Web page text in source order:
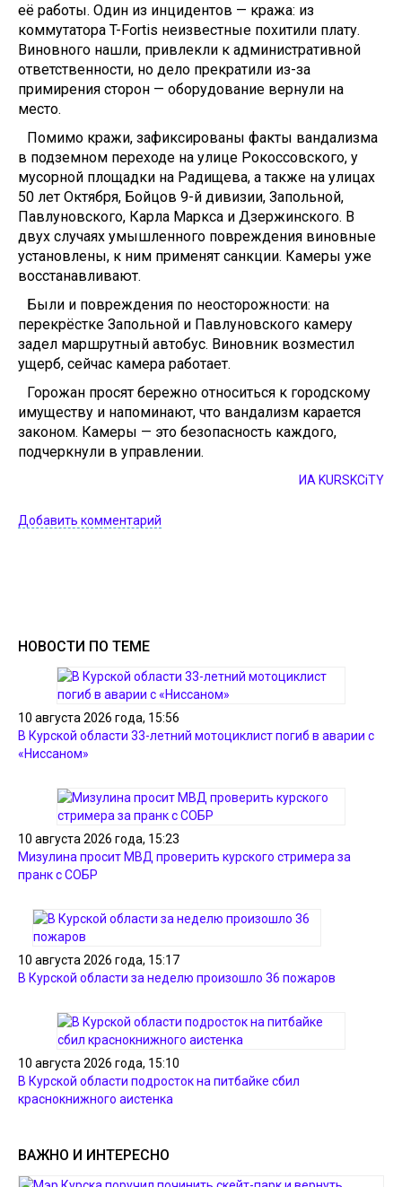
её работы. Один из инцидентов — кража: из
коммутатора T-Fortis неизвестные похитили плату.
Виновного нашли, привлекли к административной
ответственности, но дело прекратили из-за
примирения сторон — оборудование вернули на
место.
Помимо кражи, зафиксированы факты вандализма
в подземном переходе на улице Рокоссовского, у
мусорной площадки на Радищева, а также на улицах
50 лет Октября, Бойцов 9-й дивизии, Запольной,
Павлуновского, Карла Маркса и Дзержинского. В
двух случаях умышленного повреждения виновные
установлены, к ним применят санкции. Камеры уже
восстанавливают.
Были и повреждения по неосторожности: на
перекрёстке Запольной и Павлуновского камеру
задел маршрутный автобус. Виновник возместил
ущерб, сейчас камера работает.
Горожан просят бережно относиться к городскому
имуществу и напоминают, что вандализм карается
законом. Камеры — это безопасность каждого,
подчеркнули в управлении.
ИА KURSKCiTY
Добавить комментарий
НОВОСТИ ПО ТЕМЕ
10 августа 2026 года, 15:56
В Курской области 33-летний мотоциклист погиб в аварии с
«Ниссаном»
10 августа 2026 года, 15:23
Мизулина просит МВД проверить курского стримера за
пранк с СОБР
10 августа 2026 года, 15:17
В Курской области за неделю произошло 36 пожаров
10 августа 2026 года, 15:10
В Курской области подросток на питбайке сбил
краснокнижного аистенка
ВАЖНО И ИНТЕРЕСНО